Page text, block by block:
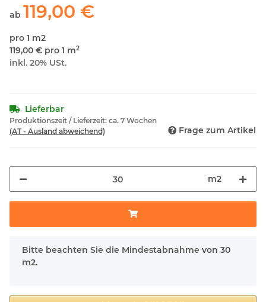
ab 119,00 €
pro 1 m2
119,00 € pro 1 m2
inkl. 20% USt.
Lieferbar
Produktionszeit / Lieferzeit: ca. 7 Wochen
(AT - Ausland abweichend)
Frage zum Artikel
m2
x
Bitte beachten Sie die Mindestabnahme von 30
m2.